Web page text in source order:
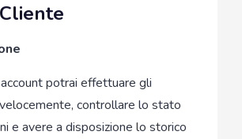
potrai effettuare gli
controllare lo stato
e avere a disposizione lo storico